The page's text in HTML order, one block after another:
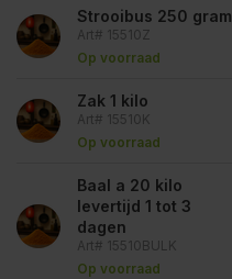
Strooibus 250 gram
Art# 15510Z
Op voorraad
Zak 1 kilo
Art# 15510K
Op voorraad
Baal a 20 kilo
levertijd 1 tot 3
dagen
Art# 15510BULK
Op voorraad